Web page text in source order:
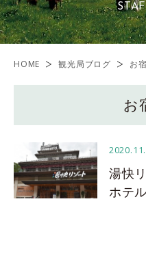
HOME 観光局ブログ お
お
湯快
ホテル